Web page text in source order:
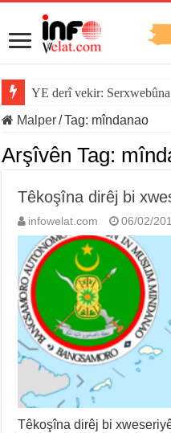
YE derî vekir:
Malper/Tag: mîndanao
Arşîvên Tag:
Têkoşîna dirêj bi
infowelat.com 06/02/
Têkoşîna dirêj bi